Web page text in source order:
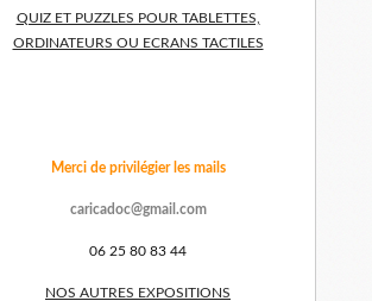
QUIZ ET PUZZLES POUR TABLETTES,
ORDINATEURS OU ECRANS TACTILES
Merci de privilégier les mails
caricadoc@gmail.com
06 25 80 83 44
NOS AUTRES EXPOSITIONS